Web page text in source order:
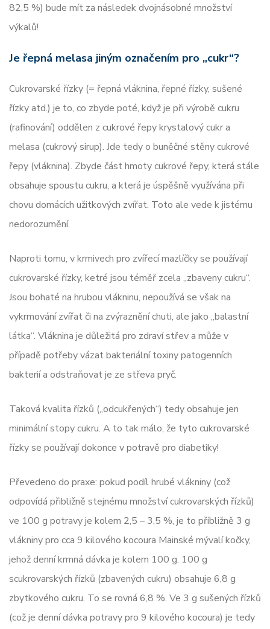
82,5 %) bude mít za následek dvojnásobné množství
výkalů!
Je řepná melasa jiným označením pro „cukr“?
Cukrovarské řízky (= řepná vláknina, řepné řízky, sušené
řízky atd.) je to, co zbyde poté, když je při výrobě cukru
(rafinování) oddělen z cukrové řepy krystalový cukr a
melasa (cukrový sirup). Jde tedy o buněčné stěny cukrové
řepy (vláknina). Zbyde část hmoty cukrové řepy, která stále
obsahuje spoustu cukru, a která je úspěšně využívána při
chovu domácích užitkových zvířat. Toto ale vede k jistému
nedorozumění.
Naproti tomu, v krmivech pro zvířecí mazlíčky se používají
cukrovarské řízky, ketré jsou téměř zcela „zbaveny cukru“.
Jsou bohaté na hrubou vlákninu, nepoužívá se však na
vykrmování zvířat či na zvýraznění chuti, ale jako „balastní
látka“. Vláknina je důležitá pro zdraví střev a může v
případě potřeby vázat bakteriální toxiny patogenních
bakterií a odstraňovat je ze střeva pryč.
Taková kvalita řízků („odcukřených“) tedy obsahuje jen
minimální stopy cukru. A to tak málo, že tyto cukrovarské
řízky se používají dokonce v potravě pro diabetiky!
Převedeno do praxe: pokud podíl hrubé vlákniny (což
odpovídá přibližně stejnému množství cukrovarských řízků)
ve 100 g potravy je kolem 2,5 – 3,5 %, je to příbližně 3 g
vlákniny pro cca 9 kilového kocoura Mainské mývalí kočky,
jehož denní krmná dávka je kolem 100 g. 100 g
scukrovarských řízků (zbavených cukru) obsahuje 6,8 g
zbytkového cukru. To se rovná 6,8 %. Ve 3 g sušených řízků
(což je denní dávka potravy pro 9 kilového kocoura) je tedy